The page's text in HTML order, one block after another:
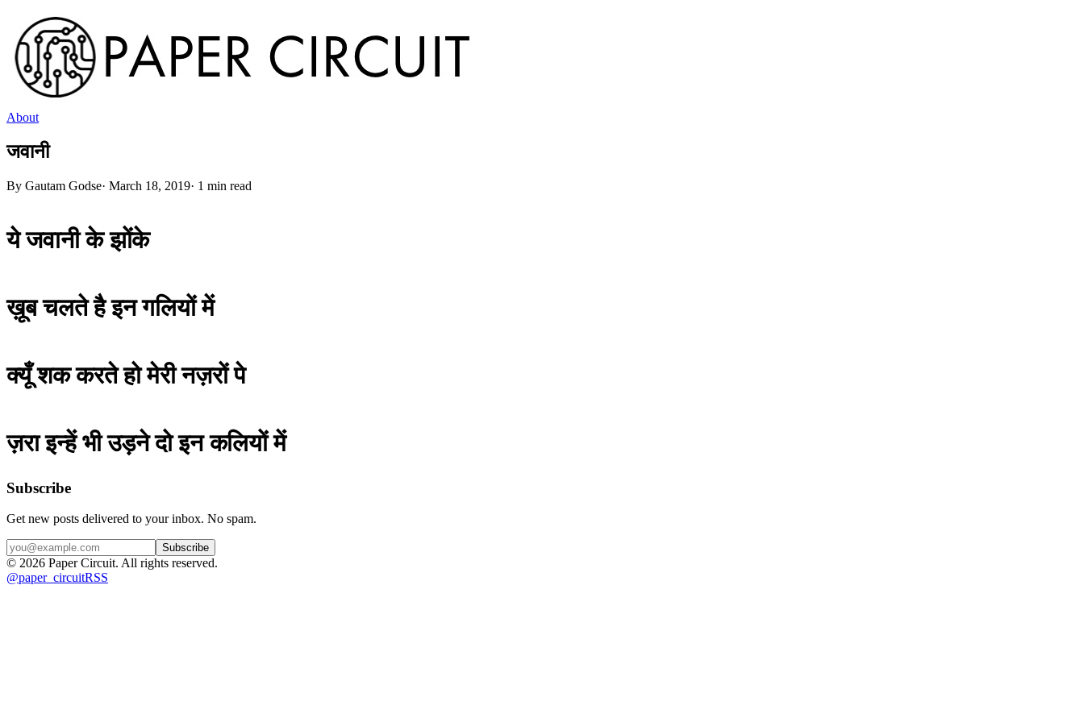
About
जवानी
By Gautam Godse· March 18, 2019· 1 min read
ये जवानी के झोंके
ख़ूब चलते है इन गलियों में
क्यूँ शक करते हो मेरी नज़रों पे
ज़रा इन्हें भी उड़ने दो इन कलियों में
Subscribe
Get new posts delivered to your inbox. No spam.
Subscribe
© 2026 Paper Circuit. All rights reserved.
@paper_circuitRSS